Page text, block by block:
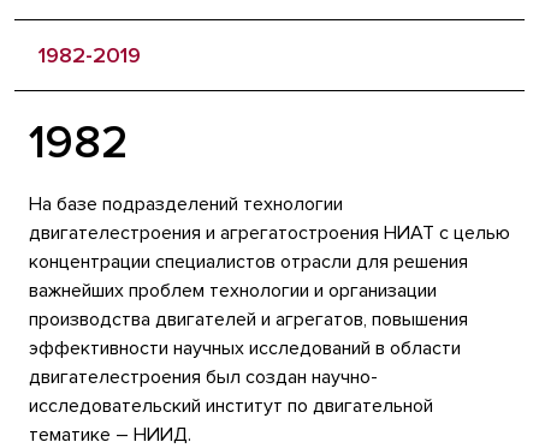
1982-2019
1982
На базе подразделений технологии
двигателестроения и агрегатостроения НИАТ с целью
концентрации специалистов отрасли для решения
важнейших проблем технологии и организации
производства двигателей и агрегатов, повышения
эффективности научных исследований в области
двигателестроения был создан научно-
исследовательский институт по двигательной
тематике – НИИД.